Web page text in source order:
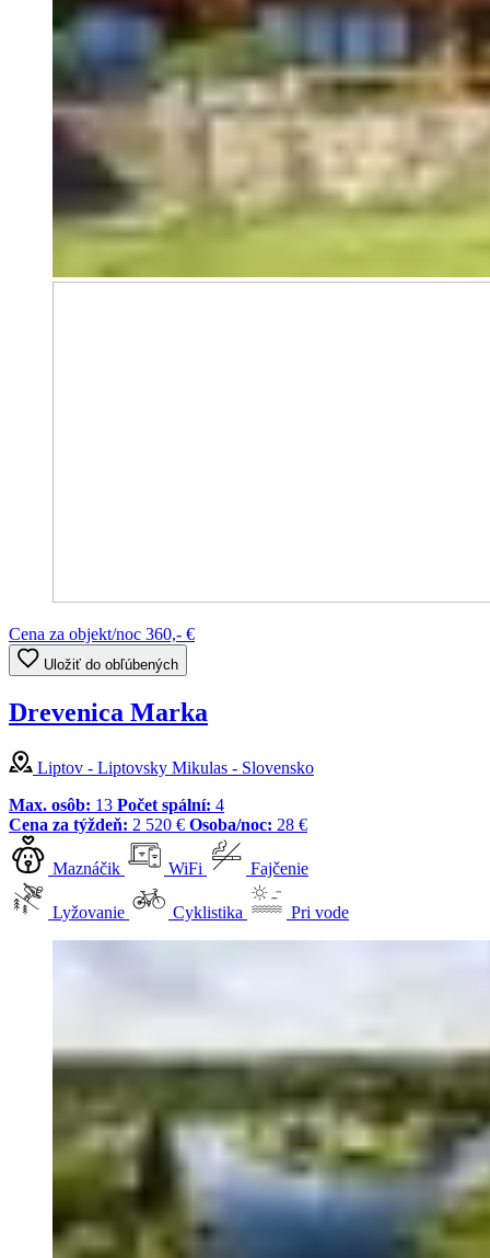
Cena za objekt/noc 360,- €
Uložiť do obľúbených
Drevenica Marka
Liptov - Liptovsky Mikulas - Slovensko
Max. osôb: 13 Počet spální: 4
Cena za týždeň: 2 520 € Osoba/noc: 28 €
Maznáčik WiFi Fajčenie
Lyžovanie Cyklistika Pri vode